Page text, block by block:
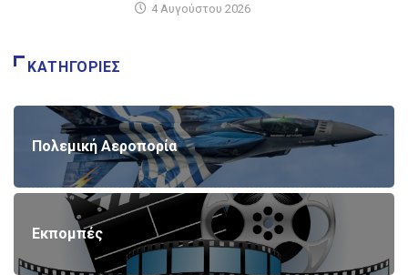
4 Αυγούστου 2026
ΚΑΤΗΓΟΡΊΕΣ
Πολεμική Αεροπορία
Εκπομπές